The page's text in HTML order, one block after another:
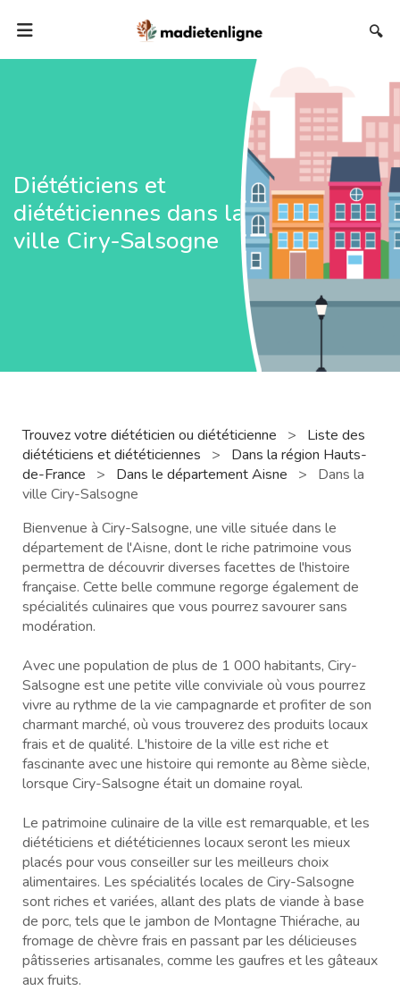
🔍
Diététiciens et
diététiciennes dans la
ville Ciry-Salsogne
Trouvez votre diététicien ou diététicienne >
Liste des
diététiciens et diététiciennes
>
Dans la région Hauts-
de-France
> Dans le département Aisne >
Dans la
ville Ciry-Salsogne
Bienvenue à Ciry-Salsogne, une ville située dans le
département de l'Aisne, dont le riche patrimoine vous
permettra de découvrir diverses facettes de l'histoire
française. Cette belle commune regorge également de
spécialités culinaires que vous pourrez savourer sans
modération.
Avec une population de plus de 1 000 habitants, Ciry-
Salsogne est une petite ville conviviale où vous pourrez
vivre au rythme de la vie campagnarde et profiter de son
charmant marché, où vous trouverez des produits locaux
frais et de qualité. L'histoire de la ville est riche et
fascinante avec une histoire qui remonte au 8ème siècle,
lorsque Ciry-Salsogne était un domaine royal.
Le patrimoine culinaire de la ville est remarquable, et les
diététiciens et diététiciennes locaux seront les mieux
placés pour vous conseiller sur les meilleurs choix
alimentaires. Les spécialités locales de Ciry-Salsogne
sont riches et variées, allant des plats de viande à base
de porc, tels que le jambon de Montagne Thiérache, au
fromage de chèvre frais en passant par les délicieuses
pâtisseries artisanales, comme les gaufres et les gâteaux
aux fruits.